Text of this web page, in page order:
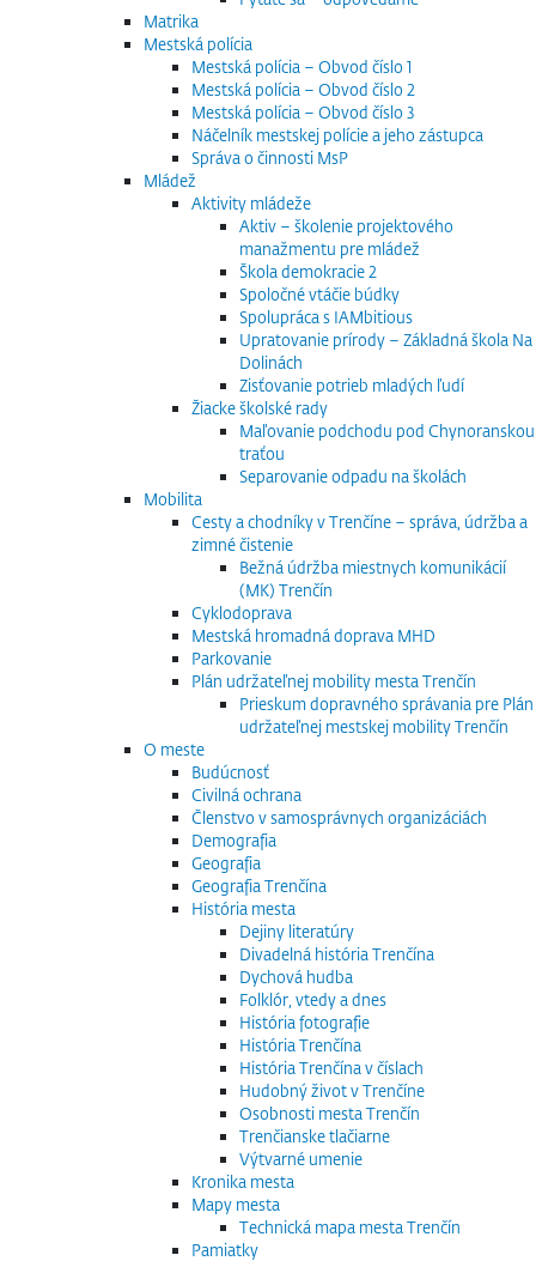
Matrika
Mestská polícia
Mestská polícia – Obvod číslo 1
Mestská polícia – Obvod číslo 2
Mestská polícia – Obvod číslo 3
Náčelník mestskej polície a jeho zástupca
Správa o činnosti MsP
Mládež
Aktivity mládeže
Aktiv – školenie projektového
manažmentu pre mládež
Škola demokracie 2
Spoločné vtáčie búdky
Spolupráca s IAMbitious
Upratovanie prírody – Základná škola Na
Dolinách
Zisťovanie potrieb mladých ľudí
Žiacke školské rady
Maľovanie podchodu pod Chynoranskou
traťou
Separovanie odpadu na školách
Mobilita
Cesty a chodníky v Trenčíne – správa, údržba a
zimné čistenie
Bežná údržba miestnych komunikácií
(MK) Trenčín
Cyklodoprava
Mestská hromadná doprava MHD
Parkovanie
Plán udržateľnej mobility mesta Trenčín
Prieskum dopravného správania pre Plán
udržateľnej mestskej mobility Trenčín
O meste
Budúcnosť
Civilná ochrana
Členstvo v samosprávnych organizáciách
Demografia
Geografia
Geografia Trenčína
História mesta
Dejiny literatúry
Divadelná história Trenčína
Dychová hudba
Folklór, vtedy a dnes
História fotografie
História Trenčína
História Trenčína v číslach
Hudobný život v Trenčíne
Osobnosti mesta Trenčín
Trenčianske tlačiarne
Výtvarné umenie
Kronika mesta
Mapy mesta
Technická mapa mesta Trenčín
Pamiatky